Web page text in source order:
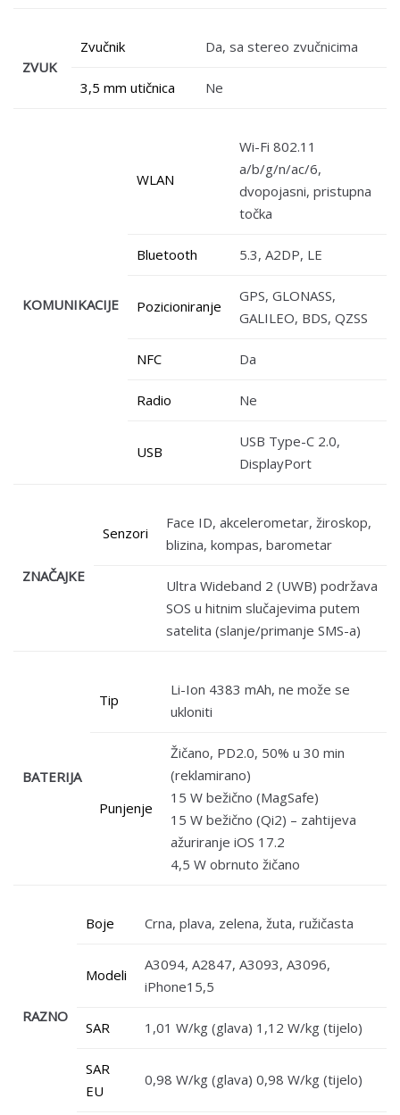
ZVUK
Zvučnik Da, sa stereo zvučnicima
3,5 mm utičnica Ne
KOMUNIKACIJE
WLAN
Wi-Fi 802.11
a/b/g/n/ac/6,
dvopojasni, pristupna
točka
Bluetooth 5.3, A2DP, LE
Pozicioniranje
GPS, GLONASS,
GALILEO, BDS, QZSS
NFC Da
Radio Ne
USB
USB Type-C 2.0,
DisplayPort
ZNAČAJKE
Senzori
Face ID, akcelerometar, žiroskop,
blizina, kompas, barometar
Ultra Wideband 2 (UWB) podržava
SOS u hitnim slučajevima putem
satelita (slanje/primanje SMS-a)
BATERIJA
Tip
Li-Ion 4383 mAh, ne može se
ukloniti
Punjenje
Žičano, PD2.0, 50% u 30 min
(reklamirano)
15 W bežično (MagSafe)
15 W bežično (Qi2) – zahtijeva
ažuriranje iOS 17.2
4,5 W obrnuto žičano
RAZNO
Boje Crna, plava, zelena, žuta, ružičasta
Modeli
A3094, A2847, A3093, A3096,
iPhone15,5
SAR 1,01 W/kg (glava) 1,12 W/kg (tijelo)
SAR
EU
0,98 W/kg (glava) 0,98 W/kg (tijelo)